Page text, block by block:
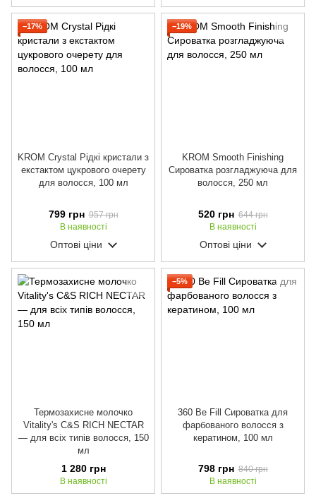
−17%
KROM Crystal Рідкі кристали з
екстактом цукрового очерету
для волосся, 100 мл
799 грн 957 грн
В наявності
Оптові ціни
−19%
KROM Smooth Finishing
Сироватка розгладжуюча для
волосся, 250 мл
520 грн 644 грн
В наявності
Оптові ціни
Термозахисне молочко
Vitality's C&S RICH NECTAR
— для всіх типів волосся, 150
мл
1 280 грн
В наявності
−5%
360 Be Fill Сироватка для
фарбованого волосся з
кератином, 100 мл
798 грн 840 грн
В наявності